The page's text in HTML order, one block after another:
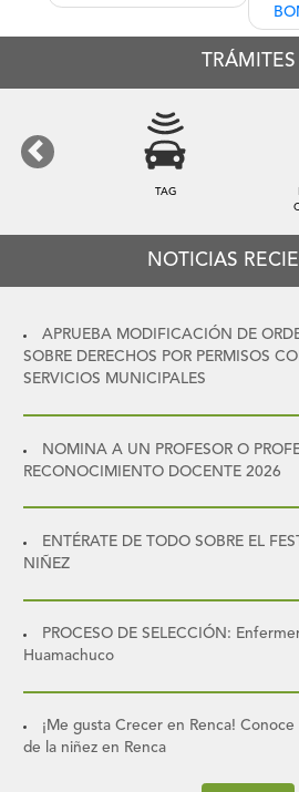
TRÁMITES
TAG
Previous
NOTICIAS
APRUEBA MODIFICACIÓN DE
SOBRE DERECHOS POR PERMISOS
SERVICIOS MUNICIPALES
NOMINA A UN PROFESOR O
RECONOCIMIENTO DOCENTE 2026
ENTÉRATE DE TODO SOBRE EL
NIÑEZ
PROCESO DE SELECCIÓN:
Huamachuco
¡Me gusta Crecer en Renca!
de la niñez en Renca